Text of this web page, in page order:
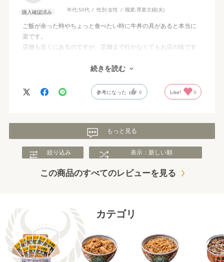
購入確認済み 年代:50代 性別:女性 職業:専業主婦(夫)
ご飯が余った時やちょっと食べたい時に牛丼の具があると本当に
楽です。
店舗も近くにあるのですが、店舗まで行かなくてもお店の味です
またリピートしようと思います。
続きを読む
参考になった 0 Like! 0
もっと見る
絞り込み 表示：新しい順
この商品のすべてのレビューを見る
カテゴリ